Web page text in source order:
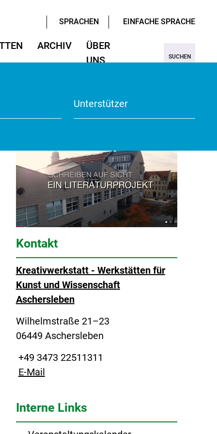
SPRACHEN EINFACHE SPRACHE
ARCHIV
ÜBER
UNS
Unterstützer
SUCHEN
Kontakt
Kreativwerkstatt - Werkstätten für
Kunst und Wissenschaft
Aschersleben
Wilhelmstraße 21–23
06449 Aschersleben
+49 3473 22511311
E-Mail
Interne Links